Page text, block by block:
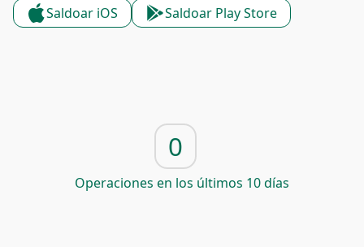
Saldoar iOS
Saldoar Play Store
0
Operaciones en los últimos 10 días